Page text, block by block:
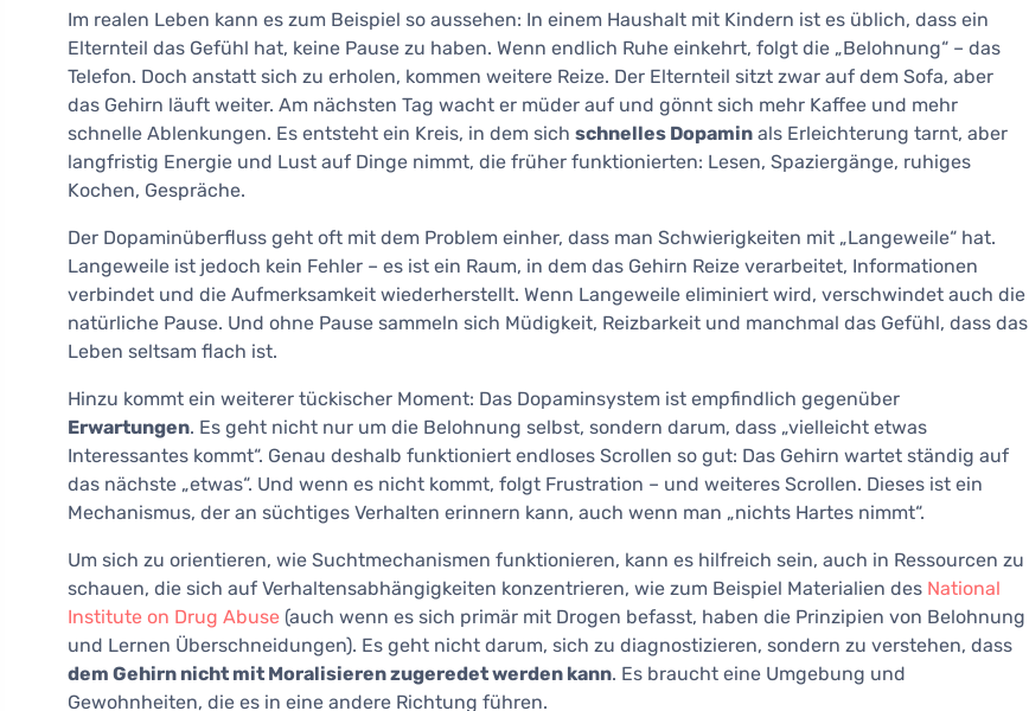
Im realen Leben kann es zum Beispiel so aussehen: In einem Haushalt mit Kindern ist es üblich, dass ein
Elternteil das Gefühl hat, keine Pause zu haben. Wenn endlich Ruhe einkehrt, folgt die „Belohnung“ – das
Telefon. Doch anstatt sich zu erholen, kommen weitere Reize. Der Elternteil sitzt zwar auf dem Sofa, aber
das Gehirn läuft weiter. Am nächsten Tag wacht er müder auf und gönnt sich mehr Kaffee und mehr
schnelle Ablenkungen. Es entsteht ein Kreis, in dem sich schnelles Dopamin als Erleichterung tarnt, aber
langfristig Energie und Lust auf Dinge nimmt, die früher funktionierten: Lesen, Spaziergänge, ruhiges
Kochen, Gespräche.
Der Dopaminüberfluss geht oft mit dem Problem einher, dass man Schwierigkeiten mit „Langeweile“ hat.
Langeweile ist jedoch kein Fehler – es ist ein Raum, in dem das Gehirn Reize verarbeitet, Informationen
verbindet und die Aufmerksamkeit wiederherstellt. Wenn Langeweile eliminiert wird, verschwindet auch die
natürliche Pause. Und ohne Pause sammeln sich Müdigkeit, Reizbarkeit und manchmal das Gefühl, dass das
Leben seltsam flach ist.
Hinzu kommt ein weiterer tückischer Moment: Das Dopaminsystem ist empfindlich gegenüber
Erwartungen. Es geht nicht nur um die Belohnung selbst, sondern darum, dass „vielleicht etwas
Interessantes kommt“. Genau deshalb funktioniert endloses Scrollen so gut: Das Gehirn wartet ständig auf
das nächste „etwas“. Und wenn es nicht kommt, folgt Frustration – und weiteres Scrollen. Dieses ist ein
Mechanismus, der an süchtiges Verhalten erinnern kann, auch wenn man „nichts Hartes nimmt“.
Um sich zu orientieren, wie Suchtmechanismen funktionieren, kann es hilfreich sein, auch in Ressourcen zu
schauen, die sich auf Verhaltensabhängigkeiten konzentrieren, wie zum Beispiel Materialien des National
Institute on Drug Abuse (auch wenn es sich primär mit Drogen befasst, haben die Prinzipien von Belohnung
und Lernen Überschneidungen). Es geht nicht darum, sich zu diagnostizieren, sondern zu verstehen, dass
dem Gehirn nicht mit Moralisieren zugeredet werden kann. Es braucht eine Umgebung und
Gewohnheiten, die es in eine andere Richtung führen.